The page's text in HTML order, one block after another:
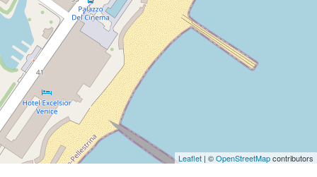
Leaflet | ©OpenStreetMapcontributors